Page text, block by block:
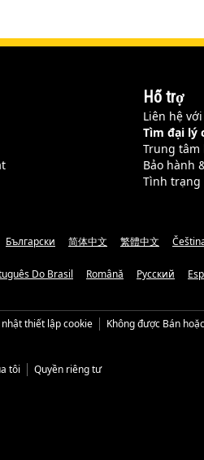
Hỗ trợ
Liên hệ
Tìm đại lý
Trung tâm
Bảo hành
Tình
Български 简体中文 繁體中文
Do Brasil Română Русский
nhật thiết lập cookie Không được Bán
tôi Quyền riêng tư